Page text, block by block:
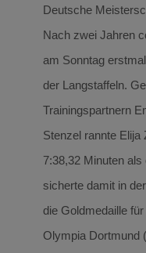
Deutsche
Nach zwei Jahren
am Sonntag
der Langstaffeln.
Trainingspartnern
Stenzel rannte
7:38,32 Minuten
sicherte damit in
die Goldmedaille
Olympia Dortmund